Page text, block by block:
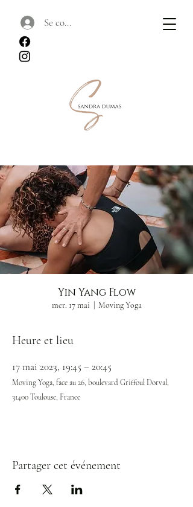
Se connecter
Yin Yang Flow
mer. 17 mai Moving Yoga
Heure et lieu
17 mai 2023, 19:45 – 20:45
Moving Yoga, face au 26, boulevard Griffoul Dorval,
31400 Toulouse, France
Partager cet événement